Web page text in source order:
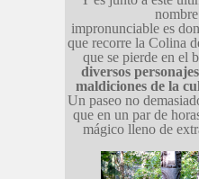
impronunciable es
que recorre la Colina
que se pierde en el
diversos
maldiciones de la
Un paseo no
que en un par de
mágico lleno de